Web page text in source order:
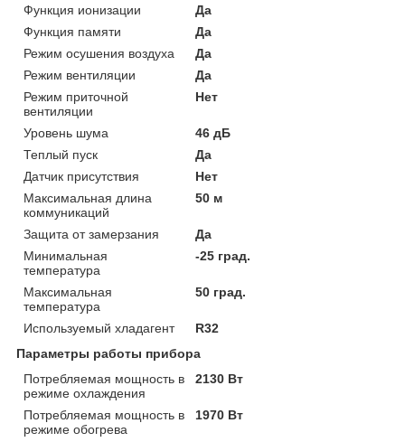
Функция ионизации
Да
Функция памяти
Да
Режим осушения воздуха
Да
Режим вентиляции
Да
Режим приточной
вентиляции
Нет
Уровень шума
46 дБ
Теплый пуск
Да
Датчик присутствия
Нет
Максимальная длина
коммуникаций
50 м
Защита от замерзания
Да
Минимальная
температура
-25 град.
Максимальная
температура
50 град.
Используемый хладагент
R32
Параметры работы прибора
Потребляемая мощность в
режиме охлаждения
2130 Вт
Потребляемая мощность в
режиме обогрева
1970 Вт